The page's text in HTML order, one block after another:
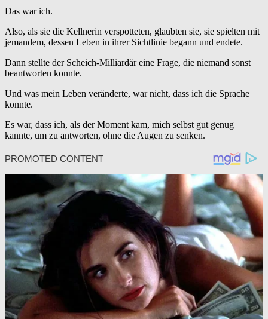
Das war ich.
Also, als sie die Kellnerin verspotteten, glaubten sie, sie spielten mit
jemandem, dessen Leben in ihrer Sichtlinie begann und endete.
Dann stellte der Scheich-Milliardär eine Frage, die niemand sonst
beantworten konnte.
Und was mein Leben veränderte, war nicht, dass ich die Sprache
konnte.
Es war, dass ich, als der Moment kam, mich selbst gut genug
kannte, um zu antworten, ohne die Augen zu senken.